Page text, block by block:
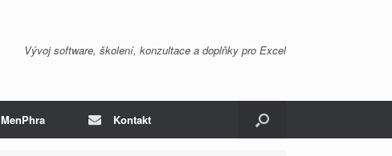
Vývoj software, školení, konzultace a doplňky pro Excel
MenPhra Kontakt